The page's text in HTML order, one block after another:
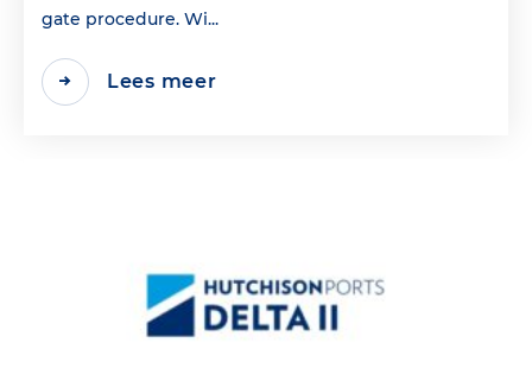
gate procedure. Wi...
Lees meer